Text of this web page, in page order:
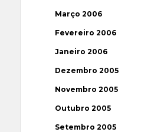
Março 2006
Fevereiro 2006
Janeiro 2006
Dezembro 2005
Novembro 2005
Outubro 2005
Setembro 2005